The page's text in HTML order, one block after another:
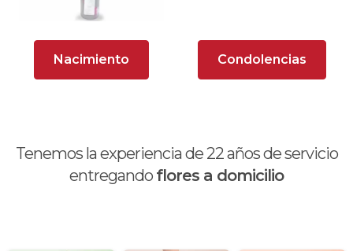
Nacimiento Condolencias
Tenemos la experiencia de 22años de servicio
entregando flores a domicilio
Arreglos Florales para Eventos
Arreglos florales románticos
Astromelias